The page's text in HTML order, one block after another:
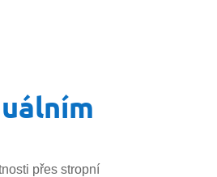
přes stropní